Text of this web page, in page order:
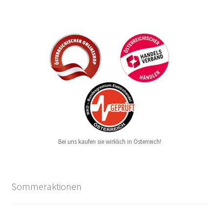
Bei uns kaufen sie wirklich in Österreich!
Sommeraktionen